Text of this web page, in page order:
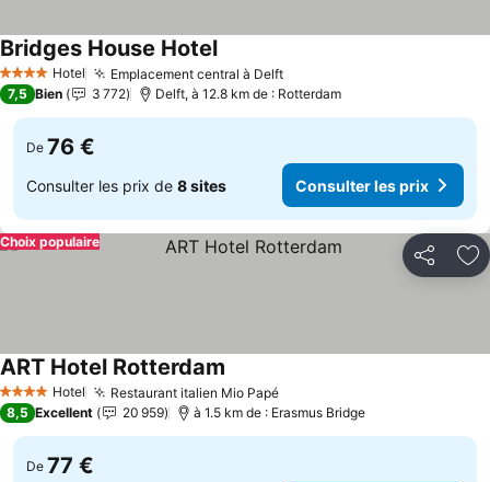
4 Étoiles Hotel Emplacement central à Delft
Bridges House Hotel
7,5 Bien 3 772 Delft, à 12.8 km de : Rotterdam
De 76 €
Consulter les prix de 8 sites Consulter les prix
Partager
Choix populaire
4 Étoiles Hotel Restaurant italien Mio Papé
ART Hotel Rotterdam
8,5 Excellent 20 959 à 1.5 km de : Erasmus Bridge
De 77 €